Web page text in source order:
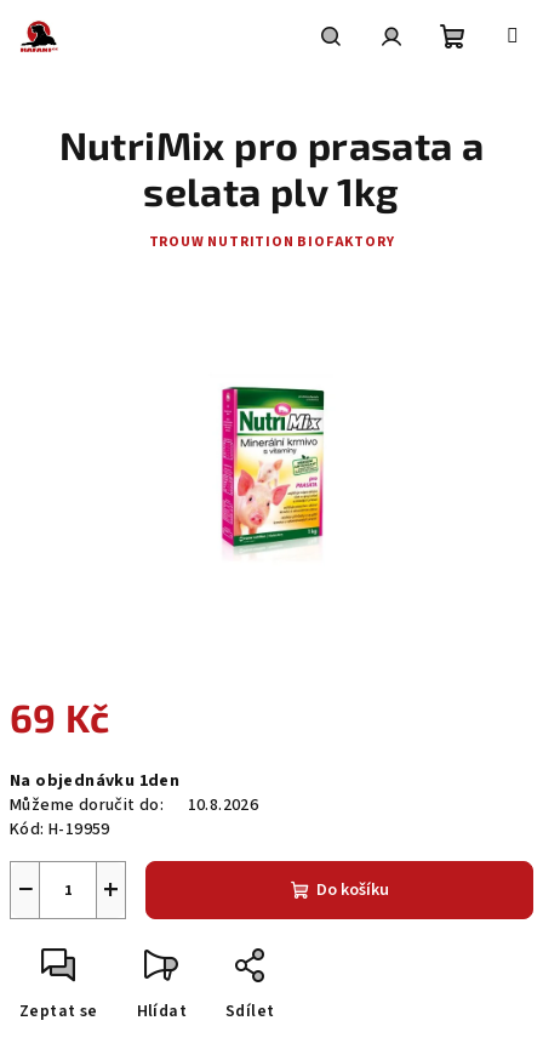
obsah
košík
69 Kč
cena:
Na objednávku 1den
Můžeme doručit do:
10.8.2026
Kód: H-19959
+
− Do košíku
Zeptat se Hlídat Sdílet
NutriMix pro prasata a
selata plv 1kg
TROUW NUTRITION BIOFAKTORY